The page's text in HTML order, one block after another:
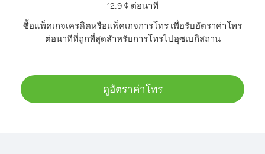
12.9 ¢ ต่อนาที
ซื้อแพ็คเกจเครดิตหรือแพ็คเกจการโทร เพื่อรับอัตราค่าโทร
ต่อนาทีที่ถูกที่สุดสำหรับการโทรไปอุซเบกิสถาน
ดูอัตราค่าโทร